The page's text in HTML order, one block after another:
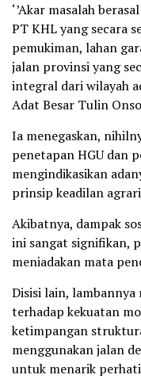
‘’Akar masalah
PT KHL yang secara
pemukiman, lahan
jalan provinsi yang
integral dari wilayah
Adat Besar Tulin
Ia menegaskan,
penetapan HGU dan
mengindikasikan
prinsip keadilan
Akibatnya, dampak
ini sangat signifikan,
meniadakan mata
Disisi lain,
terhadap kekuatan
ketimpangan
menggunakan jalan
untuk menarik